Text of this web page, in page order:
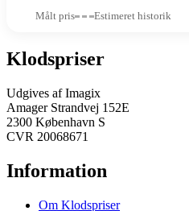
Målt pris Estimeret historik
Klodspriser
Udgives af Imagix
Amager Strandvej 152E
2300 København S
CVR 20068671
Information
Om Klodspriser